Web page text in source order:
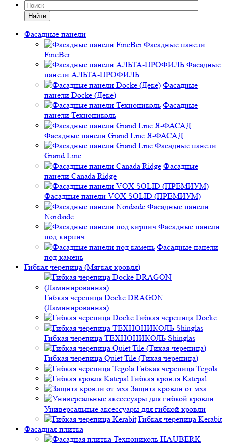
Найти
Фасадные панели
Фасадные панели
FineBer
Фасадные
панели АЛЬТА-ПРОФИЛЬ
Фасадные
панели Docke (Деке)
Фасадные
панели Технониколь
Фасадные панели Grand Line Я-ФАСАД
Фасадные панели
Grand Line
Фасадные
панели Canada Ridge
Фасадные панели VOX SOLID (ПРЕМИУМ)
Фасадные панели
Nordside
Фасадные панели
под кирпич
Фасадные панели
под камень
Гибкая черепица (Мягкая кровля)
Гибкая черепица Docke DRAGON
(Ламинированная)
Гибкая черепица Docke
Гибкая черепица ТЕХНОНИКОЛЬ Shinglas
Гибкая черепица Quiet Tile (Тихая черепица)
Гибкая черепица Tegola
Гибкая кровля Katepal
Защита кровли от мха
Универсальные аксессуары для гибкой кровли
Гибкая черепица Kerabit
Фасадная плитка